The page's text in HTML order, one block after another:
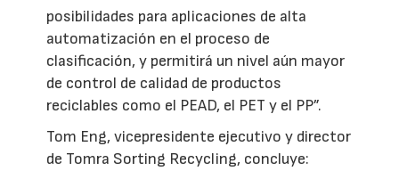
posibilidades para aplicaciones de alta
automatización en el proceso de
clasificación, y permitirá un nivel aún mayor
de control de calidad de productos
reciclables como el PEAD, el PET y el PP”.
Tom Eng, vicepresidente ejecutivo y director
de Tomra Sorting Recycling, concluye: